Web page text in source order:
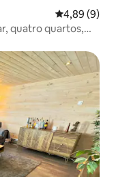
4,89 de uma
4,89 (9)
quatro quartos,